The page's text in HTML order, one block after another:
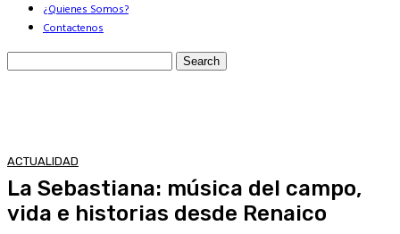
¿Quienes Somos?
Contactenos
ACTUALIDAD
La Sebastiana: música del campo,
vida e historias desde Renaico